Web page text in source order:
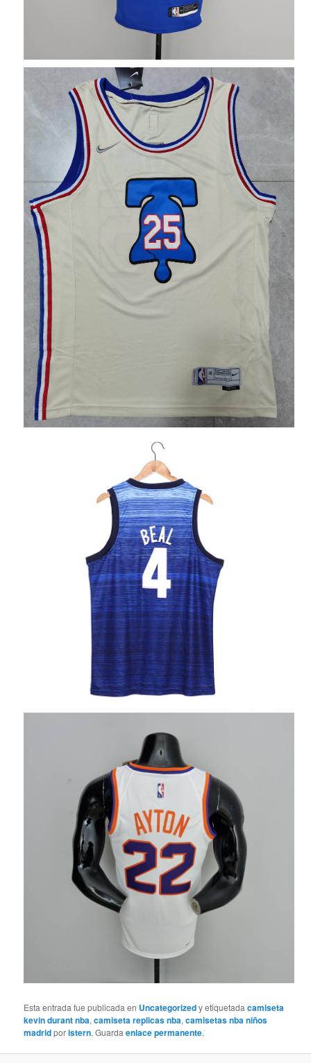
Esta entrada fue publicada en Uncategorizedy etiquetadacamiseta
kevin durant nba,camiseta replicas nba,camisetas nba niños
madridporistern. Guardaenlace permanente.